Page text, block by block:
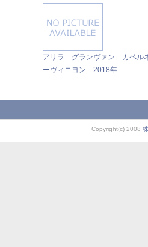
アリラ グランヴァン カベル
ーヴィニヨン 2018年
Copyright(c) 2008